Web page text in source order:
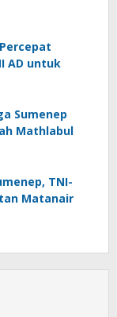
AD untuk
Sumenep
Mathlabul
TNI-
Matanair